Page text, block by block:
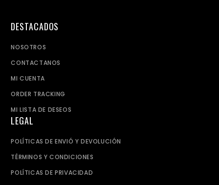
DESTACADOS
NOSOTROS
CONTACTANOS
MI CUENTA
ORDER TRACKING
MI LISTA DE DESEOS
LEGAL
POLÍTICAS DE ENVIÓ Y DEVOLUCIÓN
TÉRMINOS Y CONDICIONES
POLÍTICAS DE PRIVACIDAD